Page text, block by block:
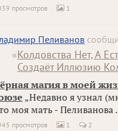
просмотров  1
Пеливанов
«Колдовства Нет, А
Создаёт Иллюзию
магия в моей
„Недавно я узнал
моя мать - Пеливанова
просмотров  1 2